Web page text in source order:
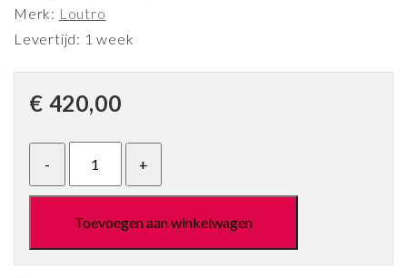
Merk: Loutro
Levertijd: 1 week
€ 420,00
Toevoegen aan winkelwagen